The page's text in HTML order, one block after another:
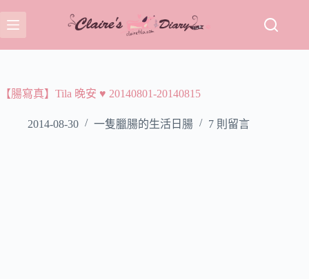
至
主
容【腸寫真】Tila 晚安 ♥ 20140801-20140815
2014-08-30 一隻臘腸的生活日腸 7 則留言